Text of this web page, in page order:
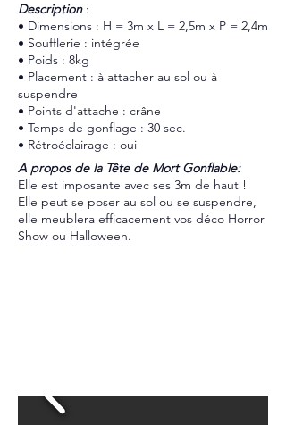
​Description:
• Dimensions : H = 3m x L = 2,5m x P = 2,4m
• Soufflerie : intégrée
• Poids : 8kg
• Placement : à attacher au sol ou à
suspendre
• Points d'attache : crâne
• Temps de gonflage : 30 sec.
• Rétroéclairage : oui
A propos de la Tête de Mort Gonflable:
Elle est imposante avec ses 3m de haut !
Elle peut se poser au sol ou se suspendre,
elle meublera efficacement vos déco Horror
Show ou Halloween.